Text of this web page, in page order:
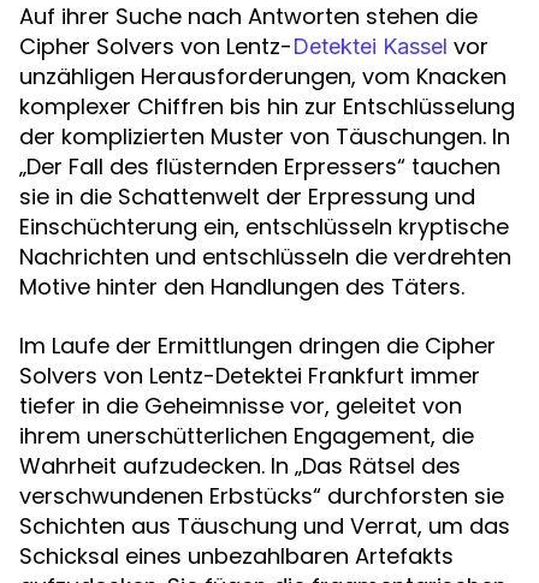
Auf ihrer Suche nach Antworten stehen die
Cipher Solvers von Lentz-Detektei Kassel vor
unzähligen Herausforderungen, vom Knacken
komplexer Chiffren bis hin zur Entschlüsselung
der komplizierten Muster von Täuschungen. In
„Der Fall des flüsternden Erpressers“ tauchen
sie in die Schattenwelt der Erpressung und
Einschüchterung ein, entschlüsseln kryptische
Nachrichten und entschlüsseln die verdrehten
Motive hinter den Handlungen des Täters.
Im Laufe der Ermittlungen dringen die Cipher
Solvers von Lentz-Detektei Frankfurt immer
tiefer in die Geheimnisse vor, geleitet von
ihrem unerschütterlichen Engagement, die
Wahrheit aufzudecken. In „Das Rätsel des
verschwundenen Erbstücks“ durchforsten sie
Schichten aus Täuschung und Verrat, um das
Schicksal eines unbezahlbaren Artefakts